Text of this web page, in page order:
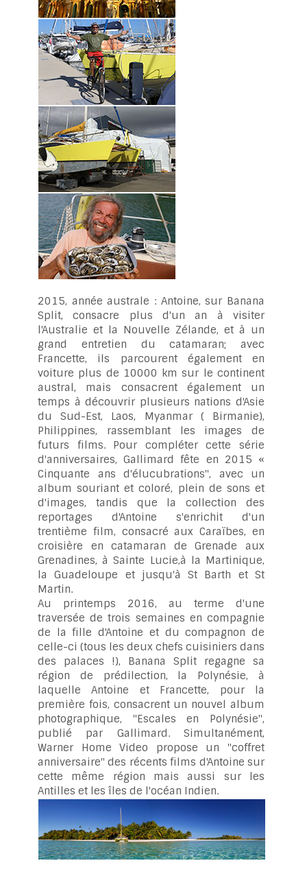
2015, année australe : Antoine, sur Banana
Split, consacre plus d'un an à visiter
l'Australie et la Nouvelle Zélande, et à un
grand entretien du catamaran; avec
Francette, ils parcourent également en
voiture plus de 10000 km sur le continent
austral, mais consacrent également un
temps à découvrir plusieurs nations d'Asie
du Sud-Est, Laos, Myanmar ( Birmanie),
Philippines, rassemblant les images de
futurs films. Pour compléter cette série
d'anniversaires, Gallimard fête en 2015 «
Cinquante ans d'élucubrations", avec un
album souriant et coloré, plein de sons et
d'images, tandis que la collection des
reportages d'Antoine s'enrichit d'un
trentième film, consacré aux Caraïbes, en
croisière en catamaran de Grenade aux
Grenadines, à Sainte Lucie,à la Martinique,
la Guadeloupe et jusqu'à St Barth et St
Martin.
Au printemps 2016, au terme d'une
traversée de trois semaines en compagnie
de la fille d'Antoine et du compagnon de
celle-ci (tous les deux chefs cuisiniers dans
des palaces !), Banana Split regagne sa
région de prédilection, la Polynésie, à
laquelle Antoine et Francette, pour la
première fois, consacrent un nouvel album
photographique, "Escales en Polynésie",
publié par Gallimard. Simultanément,
Warner Home Video propose un "coffret
anniversaire" des récents films d'Antoine sur
cette même région mais aussi sur les
Antilles et les îles de l'océan Indien.